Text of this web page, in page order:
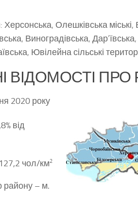
Олешківська міські,
Виноградівська, Дар’ївська,
Ювілейна сільські
ВІДОМОСТІ
2020 року
від
чол/км2
району – м.